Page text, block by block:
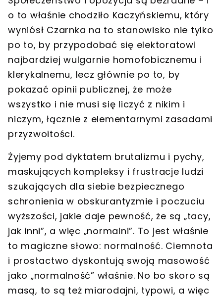
o to właśnie chodziło Kaczyńskiemu, który
wyniósł Czarnka na to stanowisko nie tylko
po to, by przypodobać się elektoratowi
najbardziej wulgarnie homofobicznemu i
klerykalnemu, lecz głównie po to, by
pokazać opinii publicznej, że może
wszystko i nie musi się liczyć z nikim i
niczym, łącznie z elementarnymi zasadami
przyzwoitości.
Żyjemy pod dyktatem brutalizmu i pychy,
maskujących kompleksy i frustracje ludzi
szukających dla siebie bezpiecznego
schronienia w obskurantyzmie i poczuciu
wyższości, jakie daje pewność, że są „tacy,
jak inni”, a więc „normalni”. To jest właśnie
to magiczne słowo: normalność. Ciemnota
i prostactwo dyskontują swoją masowość
jako „normalność” właśnie. No bo skoro są
masą, to są też miarodajni, typowi, a więc